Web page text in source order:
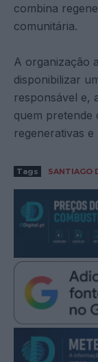
combina
comunitária.
A organização
disponibilizar
responsável e,
quem pretende
regenerativas
Tags SANTIAGO